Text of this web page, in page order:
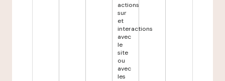
actions
sur
et
interactions
avec
le
site
ou
avec
les